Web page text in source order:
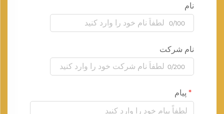
نام
0/100
نام شرکت
0/200
پیام